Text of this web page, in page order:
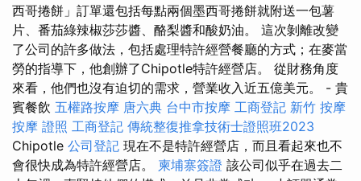
西哥捲餅」訂單還包括每點兩個墨西哥捲餅就附送一包薯
片、番茄綠辣椒莎莎醬、酪梨醬和酸奶油。 這次剝離改變
了公司的許多做法，包括處理特許經營餐廳的方式；在麥當
勞的指導下，他創辦了Chipotle特許經營店。 從財務角度
來看，他們也沒有迫切的需求，營業收入近五億美元。 - 貴
賓餐飲 五權路按摩 唐六典 台中市按摩 工商登記 新竹 按摩
按摩 證照 工商登記 傳統整復推拿技術士證照班2023
Chipotle 公司登記 現在不是特許經營店，而且看起來也不
會很快成為特許經營店。 柬埔寨簽證 該公司似乎在過去二